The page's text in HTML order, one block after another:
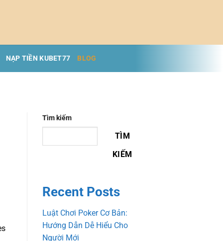
NẠP TIỀN KUBET77 BLOG
Tìm kiếm
TÌM
KIẾM
Recent Posts
Luật Chơi Poker Cơ Bản:
Hướng Dẫn Dễ Hiểu Cho
Người Mới